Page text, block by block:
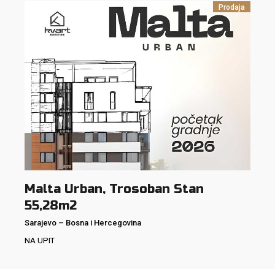
Prodaja
Malta Urban, Trosoban Stan
55,28m2
Sarajevo – Bosna i Hercegovina
NA UPIT